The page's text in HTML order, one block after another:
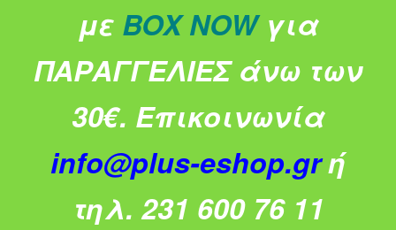
με BOX NOW για
ΠΑΡΑΓΓΕΛΙΕΣ άνω των
30€. Επικοινωνία
info@plus-eshop.grή
τηλ. 231 600 76 11